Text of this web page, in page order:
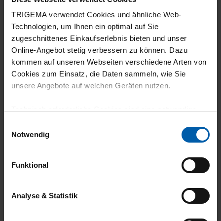
TRIGEMA verwendet Cookies und ähnliche Web-
Technologien, um Ihnen ein optimal auf Sie
zugeschnittenes Einkaufserlebnis bieten und unser
Online-Angebot stetig verbessern zu können. Dazu
kommen auf unseren Webseiten verschiedene Arten von
Cookies zum Einsatz, die Daten sammeln, wie Sie
unsere Angebote auf welchen Geräten nutzen.
grundlegende Funktionen wie etwa zur Auswahl und
gewährleisten.
Für die Darstellung personalisierter Angebote, Anzeigen
und Inhalte aufgrund Ihres Nutzerverhaltens und Ihres
Notwendig
Funktional
Analyse & Statistik
climate-neutral
shipping
Family business